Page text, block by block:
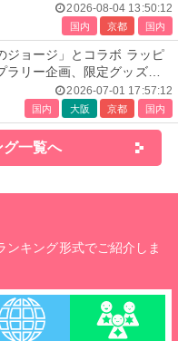
2026-08-04 13:50:12
国内 京都 国内
ジョージ」とコラボ ラッピ
ラリー企画、限定グッズ全
2026-07-01 17:57:12
国内 大阪 京都 国内
グ一覧へ
ンキング形式でご紹介しま